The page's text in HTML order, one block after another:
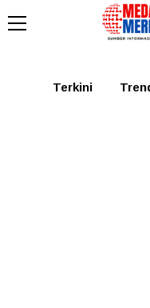
Tabagsel
Terkini